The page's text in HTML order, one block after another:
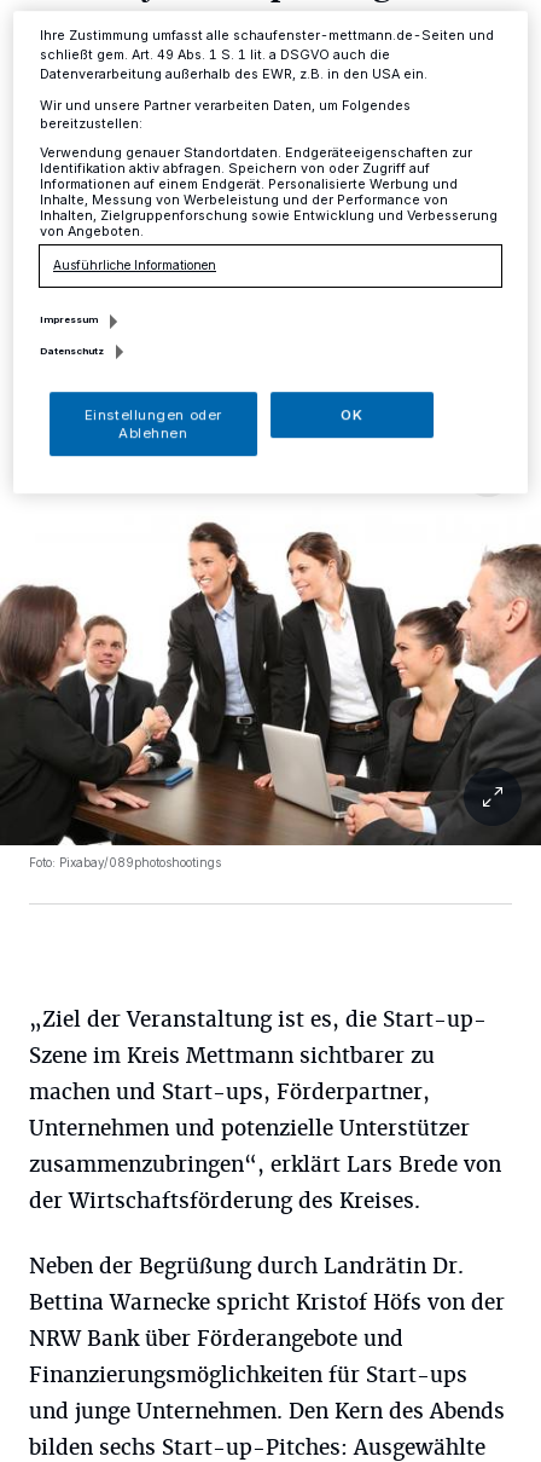
Gründerszene im Kreis
zusammen
Kreis·Start-up-Pitches, Impulsvortrag zum Thema
Förderungen und ganz viel Netzwerken – das alles
steht auf dem Programm von „Me&My Start-up“. Zu
dieser Veranstaltung laden die Wirtschaftsförderung
des Kreis Mettmann, die Industrie- und Handelskammer
Düsseldorf und die Handwerkskammer Düsseldorf für
Mittwoch, 8. Juli, 16 Uhr, ins Kreishaus, Düsseldorfer
29.06.2026 , 13:49 Uhr Eine Minute Lesezeit
Foto: Pixabay/089photoshootings
„Ziel der Veranstaltung ist es, die Start-up-
Szene im Kreis Mettmann sichtbarer zu
machen und Start-ups, Förderpartner,
Unternehmen und potenzielle Unterstützer
zusammenzubringen“, erklärt Lars Brede von
der Wirtschaftsförderung des Kreises.
Neben der Begrüßung durch Landrätin Dr.
Bettina Warnecke spricht Kristof Höfs von der
NRW Bank über Förderangebote und
Finanzierungsmöglichkeiten für Start-ups
und junge Unternehmen. Den Kern des Abends
bilden sechs Start-up-Pitches: Ausgewählte
Informationen finden Sie in unserer Datenschutzerklärung.
Ihre Zustimmung umfasst alle schaufenster-mettmann.de-Seiten und
schließt gem. Art. 49 Abs. 1 S. 1 lit. a DSGVO auch die
Datenverarbeitung außerhalb des EWR, z.B. in den USA ein.
Wir und unsere Partner verarbeiten Daten, um Folgendes
bereitzustellen:
Verwendung genauer Standortdaten. Endgeräteeigenschaften zur
Identifikation aktiv abfragen. Speichern von oder Zugriff auf
Informationen auf einem Endgerät. Personalisierte Werbung und
Inhalte, Messung von Werbeleistung und der Performance von
Inhalten, Zielgruppenforschung sowie Entwicklung und Verbesserung
von Angeboten.
Ausführliche Informationen
Impressum
Datenschutz
Einstellungen oder
Ablehnen
OK